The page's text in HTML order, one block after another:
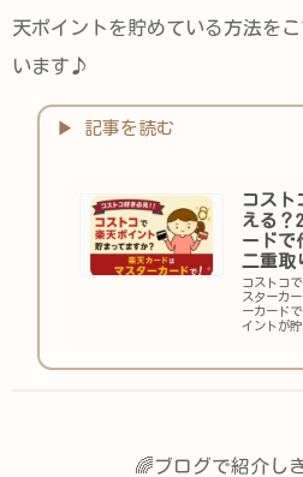
天ポイントを貯めている方法を
います♪
コスト
える？
ードで
二重取
コストコ
スターカ
ーカード
イントが貯
験で解説
🌈ブログで紹介し